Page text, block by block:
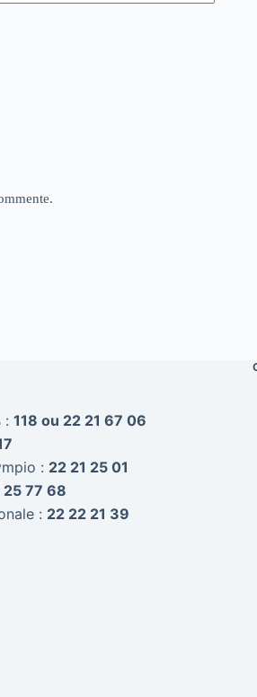
: 118 ou 22 21 67 06
: 22 21 25 01
25 77 68
: 22 22 21 39